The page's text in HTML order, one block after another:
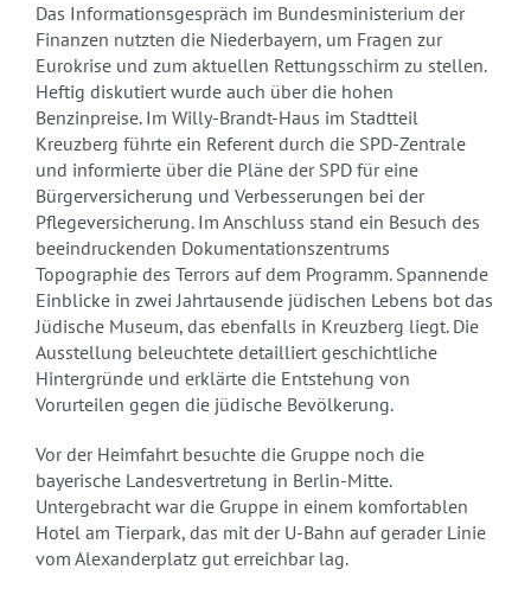
Das Informationsgespräch im Bundesministerium der
Finanzen nutzten die Niederbayern, um Fragen zur
Eurokrise und zum aktuellen Rettungsschirm zu stellen.
Heftig diskutiert wurde auch über die hohen
Benzinpreise. Im Willy-Brandt-Haus im Stadtteil
Kreuzberg führte ein Referent durch die SPD-Zentrale
und informierte über die Pläne der SPD für eine
Bürgerversicherung und Verbesserungen bei der
Pflegeversicherung. Im Anschluss stand ein Besuch des
beeindruckenden Dokumentationszentrums
Topographie des Terrors auf dem Programm. Spannende
Einblicke in zwei Jahrtausende jüdischen Lebens bot das
Jüdische Museum, das ebenfalls in Kreuzberg liegt. Die
Ausstellung beleuchtete detailliert geschichtliche
Hintergründe und erklärte die Entstehung von
Vorurteilen gegen die jüdische Bevölkerung.
Vor der Heimfahrt besuchte die Gruppe noch die
bayerische Landesvertretung in Berlin-Mitte.
Untergebracht war die Gruppe in einem komfortablen
Hotel am Tierpark, das mit der U-Bahn auf gerader Linie
vom Alexanderplatz gut erreichbar lag.